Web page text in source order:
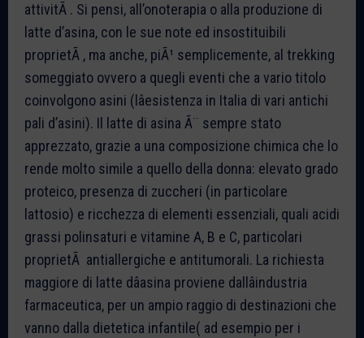
attivitÃ . Si pensi, all’onoterapia o alla produzione di
latte d’asina, con le sue note ed insostituibili
proprietÃ , ma anche, piÃ¹ semplicemente, al trekking
someggiato ovvero a quegli eventi che a vario titolo
coinvolgono asini (lâesistenza in Italia di vari antichi
pali d’asini). Il latte di asina Ã¨ sempre stato
apprezzato, grazie a una composizione chimica che lo
rende molto simile a quello della donna: elevato grado
proteico, presenza di zuccheri (in particolare
lattosio) e ricchezza di elementi essenziali, quali acidi
grassi polinsaturi e vitamine A, B e C, particolari
proprietÃ antiallergiche e antitumorali. La richiesta
maggiore di latte dâasina proviene dallâindustria
farmaceutica, per un ampio raggio di destinazioni che
vanno dalla dietetica infantile( ad esempio per i